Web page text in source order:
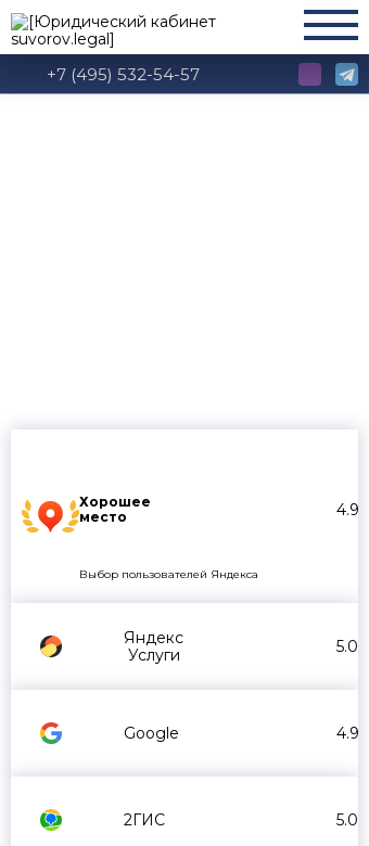
+7 (495) 532-54-57
Хорошее
место
4.9
Выбор пользователей Яндекса
Яндекс
Услуги
5.0
Google 4.9
2ГИС 5.0